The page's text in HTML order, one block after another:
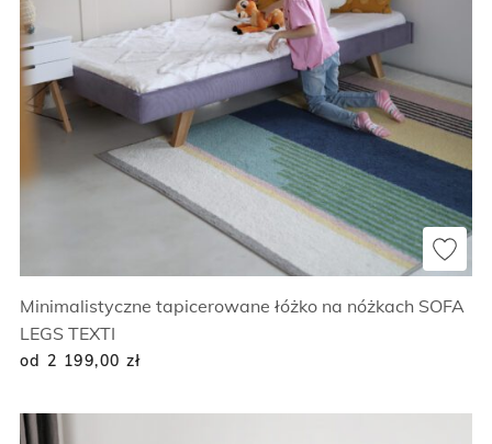
Minimalistyczne tapicerowane łóżko na nóżkach SOFA
LEGS TEXTI
od 2 199,00 zł